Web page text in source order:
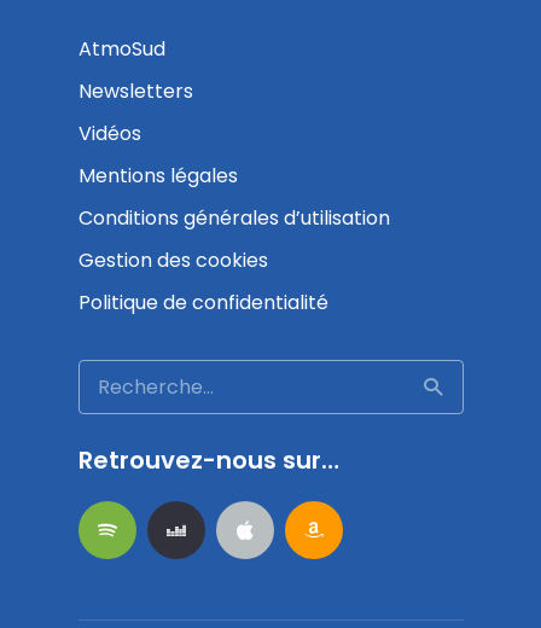
AtmoSud
Newsletters
Vidéos
Mentions légales
Conditions générales d’utilisation
Gestion des cookies
Politique de confidentialité
Retrouvez-nous sur…